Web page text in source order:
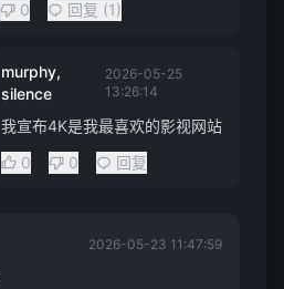
0 回复 (1)
murphy,
silence
2026-05-25
13:26:14
我宣布4K是我最喜欢的影视网站
0
0 回复
2026-05-23 11:47:59